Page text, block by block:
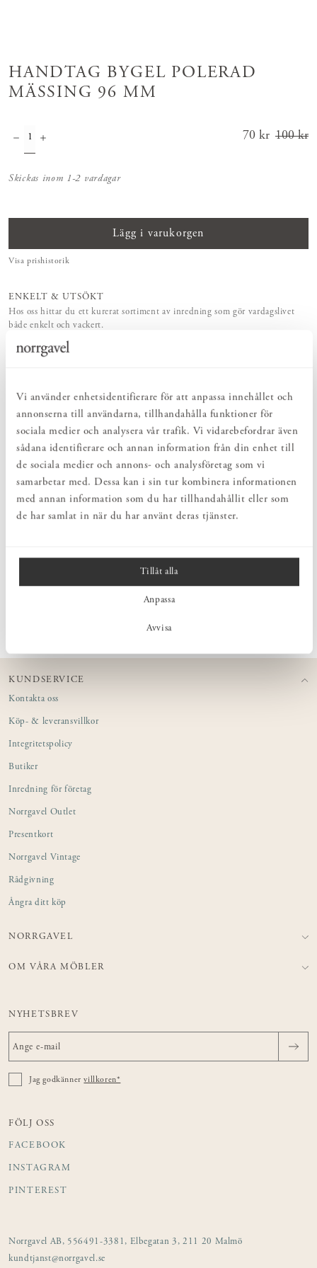
Vi använder enhetsidentifierare för att anpassa innehållet och
annonserna till användarna, tillhandahålla funktioner för
sociala medier och analysera vår trafik. Vi vidarebefordrar även
sådana identifierare och annan information från din enhet till
de sociala medier och annons- och analysföretag som vi
samarbetar med. Dessa kan i sin tur kombinera informationen
med annan information som du har tillhandahållit eller som
de har samlat in när du har använt deras tjänster.
Tillåt alla
Anpassa
Avvisa
HANDTAG BYGEL POLERAD
MÄSSING 96 MM
Nuvarande
70 kr 100 kr
Skickas inom 1-2 vardagar
Lägg i varukorgen
Visa prishistorik
ENKELT & UTSÖKT
Hos oss hittar du ett kurerat sortiment av inredning som gör vardagslivet
både enkelt och vackert.
NATURLIGT & LÅNGSIKTIGT
Bruksföremål och inredningsdetaljer som genomgående är tillverkade av
Inredningsdetaljer som kompletterar möblerna och skapar en harmonisk
helhetsupplevelse.
Handtag från Norrgavel i polerad mässing. En tidlös klassiker som
funnits med sedan starten och introduktionen av Norrgavels
KUNDSERVICE
Kontakta oss
Köp- & leveransvillkor
Integritetspolicy
Butiker
Inredning för företag
Norrgavel Outlet
Presentkort
Norrgavel Vintage
Rådgivning
Ångra ditt köp
NORRGAVEL
OM VÅRA MÖBLER
NYHETSBREV
Jag godkännervillkoren*
FÖLJ OSS
FACEBOOK
INSTAGRAM
PINTEREST
Norrgavel AB, 556491-3381, Elbegatan 3, 211 20 Malmö
kundtjanst@norrgavel.se